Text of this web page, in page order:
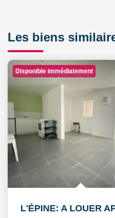
Les biens
Disponible immédiatement